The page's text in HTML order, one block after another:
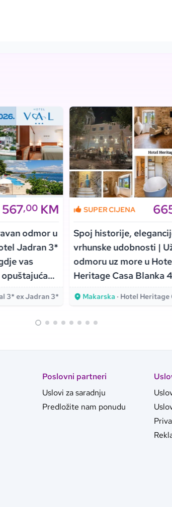
567,00 KM
odmor u
Jadran 3*
vas
uz samu
3* ex Jadran 3*
SUPER CIJENA
Spoj historije,
vrhunske udobnosti |
odmoru uz more u
Heritage Casa Blanka
Makarskoj!
Makarska · Hotel Heritage
Poslovni partneri
Uslovi za saradnju
Predložite nam ponudu